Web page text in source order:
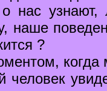
о нас
наше
?
когда
человек